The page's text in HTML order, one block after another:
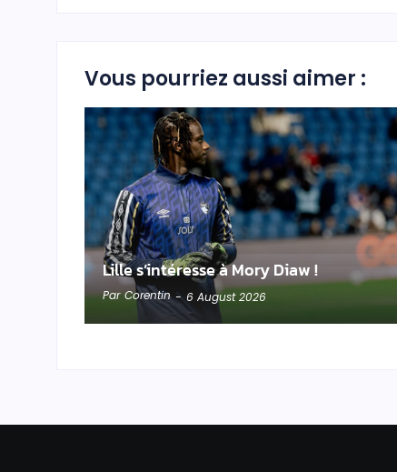
Vous pourriez aussi aimer :
Lille s’intéresse à Mory Diaw !
Par Corentin - 6 August 2026